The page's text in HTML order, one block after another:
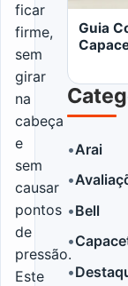
ficar
firme,
sem
girar
na
cabeça
e
sem
causar
pontos
de
pressão.
Este
Guia
LER
•Arai
•
•Bell
•
•